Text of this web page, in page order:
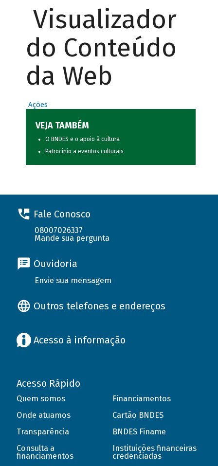
Visualizador
do Conteúdo
da Web
Ações
VEJA TAMBÉM
O BNDES e o apoio à cultura
Patrocínio a eventos culturais
Fale Conosco
08007026337
Mande sua pergunta
Ouvidoria
Envie sua mensagem
Outros telefones e endereços
Acesso à informação
Acesso Rápido
Quem somos
Onde atuamos
Transparência
Consulta a
financiamentos
Financiamentos
Cartão BNDES
BNDES Finame
Instituições financeiras
credenciadas